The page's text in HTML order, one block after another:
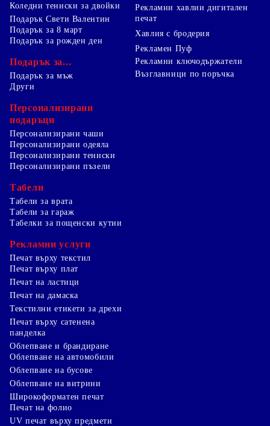
Коледни тениски за двойки
Подарък Свети Валентин
Подарък за 8 март
Подарък за рожден ден
Подарък за...
Подарък за мъж
Рекламни хавлии дигитален
печат
Хавлия с бродерия
Рекламен Пуф
Рекламни ключодържатели
Възглавници по поръчка
Други
Персонализирани
подаръци
Персонализирани чаши
Персонализирани одеяла
Персонализирани тениски
Персонализирани пъзели
Табели
Табели за врата
Табели за гараж
Табелки за пощенски кутии
Рекламни услуги
Печат върху текстил
Печат върху плат
Печат на ластици
Печат на дамаска
Текстилни етикети за дрехи
Печат върху сатенена
панделка
Облепване и брандиране
Облепване на автомобили
Облепване на бусове
Облепване на витрини
Широкоформатен печат
Печат на фолио
UV печат върху предмети